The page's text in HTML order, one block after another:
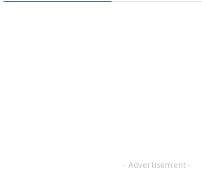
- Advertisement -